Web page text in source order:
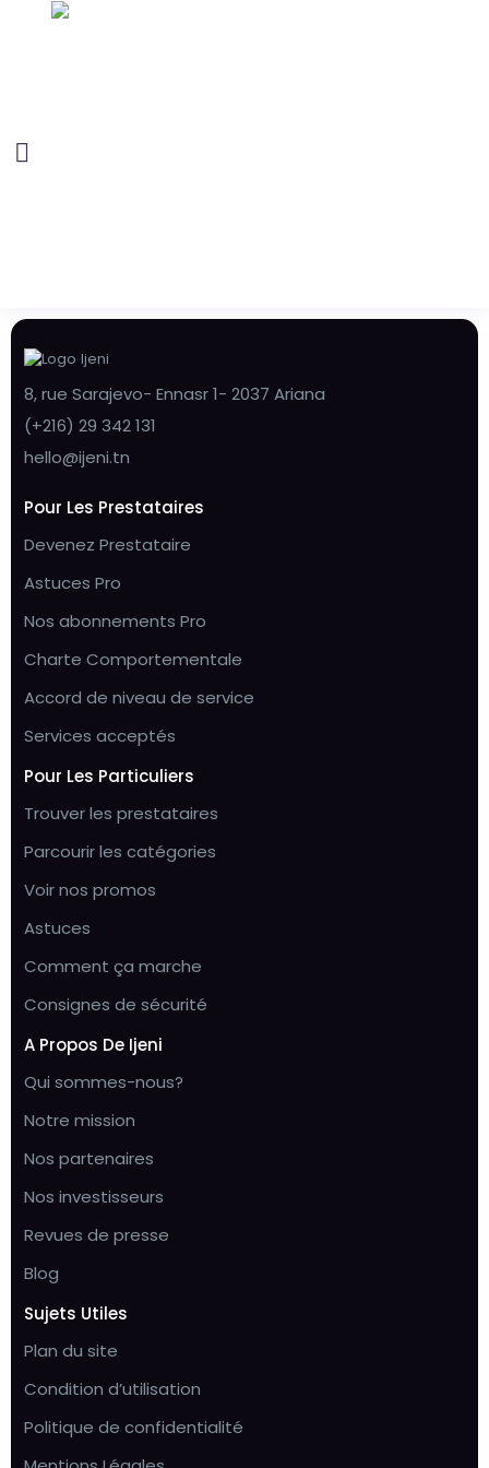
8, rue Sarajevo- Ennasr 1- 2037 Ariana
(+216) 29 342 131
hello@ijeni.tn
Pour Les Prestataires
Devenez Prestataire
Astuces Pro
Nos abonnements Pro
Charte Comportementale
Accord de niveau de service
Services acceptés
Pour Les Particuliers
Trouver les prestataires
Parcourir les catégories
Voir nos promos
Astuces
Comment ça marche
Consignes de sécurité
A Propos De Ijeni
Qui sommes-nous?
Notre mission
Nos partenaires
Nos investisseurs
Revues de presse
Blog
Sujets Utiles
Plan du site
Condition d’utilisation
Politique de confidentialité